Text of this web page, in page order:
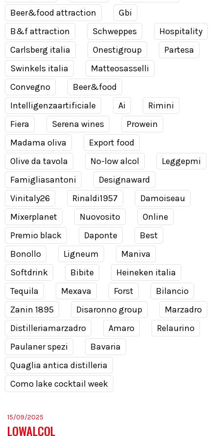
Beer&food attraction
Gbi
B&f attraction
Schweppes
Hospitality
Carlsberg italia
Onestigroup
Partesa
Swinkels italia
Matteosasselli
Convegno
Beer&food
Intelligenzaartificiale
Ai
Rimini
Fiera
Serena wines
Prowein
Madama oliva
Export food
Olive da tavola
No-low alcol
Leggepmi
Famigliasantoni
Designaward
Vinitaly26
Rinaldi1957
Damoiseau
Mixerplanet
Nuovosito
Online
Premio black
Daponte
Best
Bonollo
Ligneum
Maniva
Softdrink
Bibite
Heineken italia
Tequila
Mexava Forst
Bilancio
Zanin 1895
Disaronno group
Marzadro
Distilleriamarzadro
Amaro
Relaurino
Paulaner spezi
Bavaria
Quaglia antica distilleria
Como lake cocktail week
15/09/2025
LOWALCOL